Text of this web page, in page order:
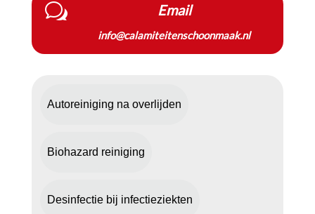
w Email
info@calamiteitenschoonmaak.nl
Autoreiniging na overlijden
Biohazard reiniging
Desinfectie bij infectieziekten